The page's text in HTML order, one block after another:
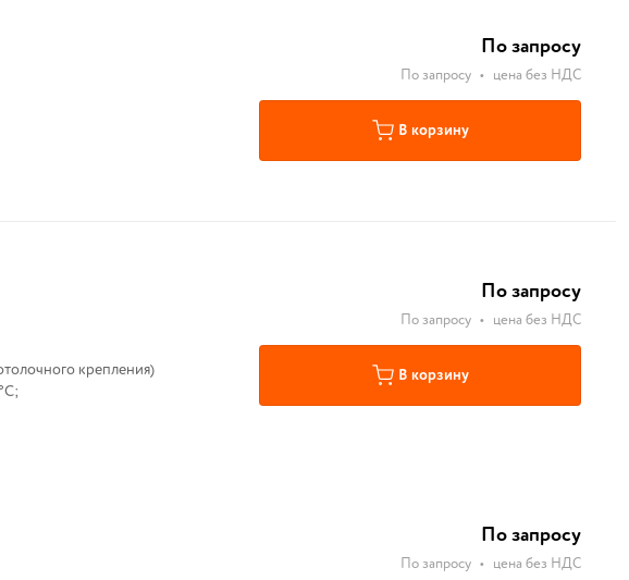
По запросу
По запросу • цена без НДС
В корзину
крепления)
По запросу
По запросу • цена без НДС
В корзину
По запросу
По запросу • цена без НДС